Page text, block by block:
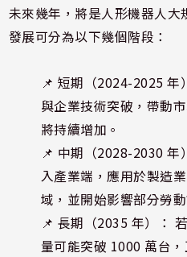
未來幾年，將是人形機器人
發展可分為以下幾個階段：
📌 短期（2024-2025 年
與企業技術突破，帶動
將持續增加。
📌 中期（2028-2030 年
入產業端，應用於製造
域，並開始影響部分勞動
📌 長期（2035 年）：
量可能突破 1000 萬台